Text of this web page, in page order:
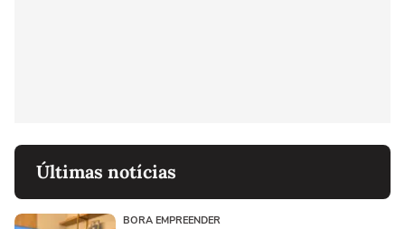
Últimas notícias
BORA EMPREENDER